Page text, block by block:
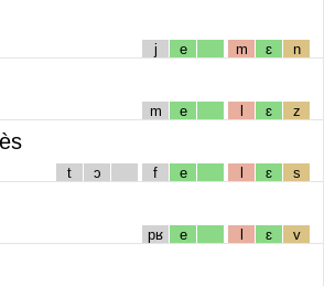
j e m ɛ n
m e l ɛ z
t ɔ f e l ɛ s
pʁ e l ɛ v